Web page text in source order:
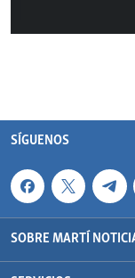
SÍGUENOS
SOBRE MARTÍ